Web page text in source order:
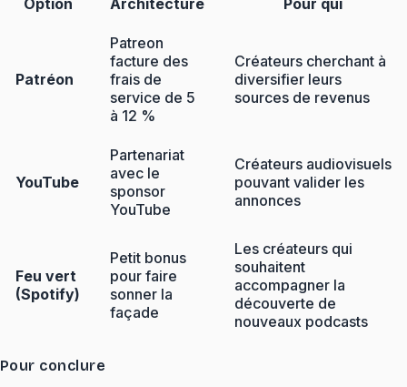
Option Architecture Pour qui
Patréon
Patreon
facture des
frais de
service de 5
à 12 %
Créateurs cherchant à
diversifier leurs
sources de revenus
YouTube
Partenariat
avec le
sponsor
YouTube
Créateurs audiovisuels
pouvant valider les
annonces
Feu vert
(Spotify)
Petit bonus
pour faire
sonner la
façade
Les créateurs qui
souhaitent
accompagner la
découverte de
nouveaux podcasts
Pour conclure